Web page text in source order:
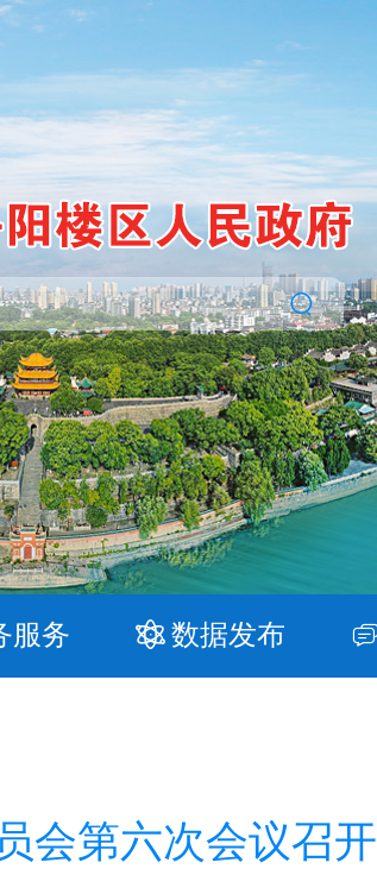
服务 数据发布
会第六次会议召开